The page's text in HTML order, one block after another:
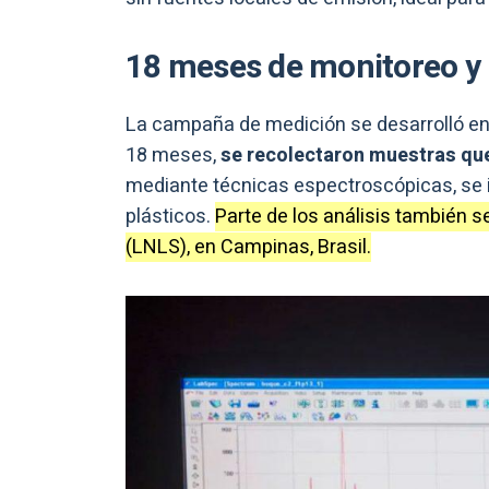
18 meses de monitoreo
La campaña de medición se desarrolló
18 meses,se recolectaron muestras
mediante técnicas espectroscópicas,
plásticos. Parte de los análisis también
(LNLS), en Campinas, Brasil.